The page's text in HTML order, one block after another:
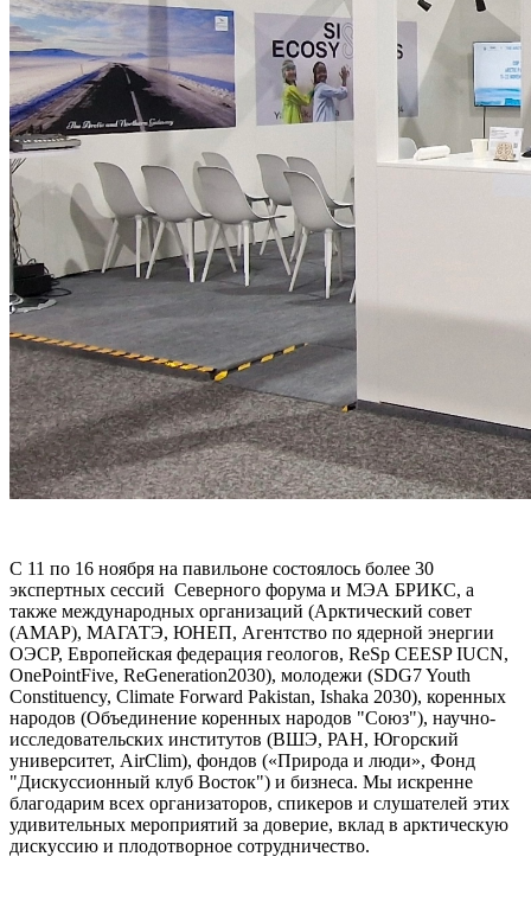
С 11 по 16 ноября на павильоне состоялось более 30
экспертных сессий Северного форума и МЭА БРИКС, а
также международных организаций (Арктический совет
(АМАР), МАГАТЭ, ЮНЕП, Агентство по ядерной энергии
ОЭСР, Европейская федерация геологов, ReSp CEESP IUCN,
OnePointFive, ReGeneration2030), молодежи (SDG7 Youth
Constituency, Climate Forward Pakistan, Ishaka 2030), коренных
народов (Объединение коренных народов "Союз"), научно-
исследовательских институтов (ВШЭ, РАН, Югорский
университет, AirClim), фондов («Природа и люди», Фонд
"Дискуссионный клуб Восток") и бизнеса. Мы искренне
благодарим всех организаторов, спикеров и слушателей этих
удивительных мероприятий за доверие, вклад в арктическую
дискуссию и плодотворное сотрудничество.